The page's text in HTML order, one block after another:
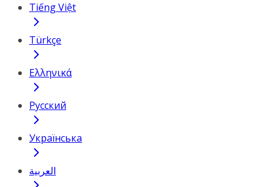
Tiếng Việt
Türkçe
Ελληνικά
Русский
Українська
العربية